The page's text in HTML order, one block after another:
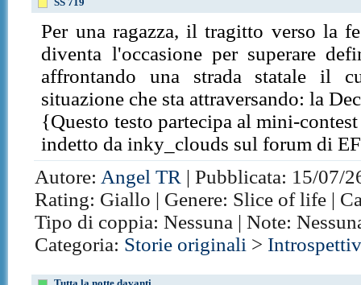
Per una ragazza, il tragitto verso la
diventa l'occasione per superare
affrontando una strada statale il
situazione che sta attraversando: la
{Questo testo partecipa al mini-
indetto da inky_clouds sul forum di
Autore: Angel TR | Pubblicata: 15/07/
Rating: Giallo | Genere: Slice of life |
Tipo di coppia: Nessuna | Note:
Categoria: Storie originali >